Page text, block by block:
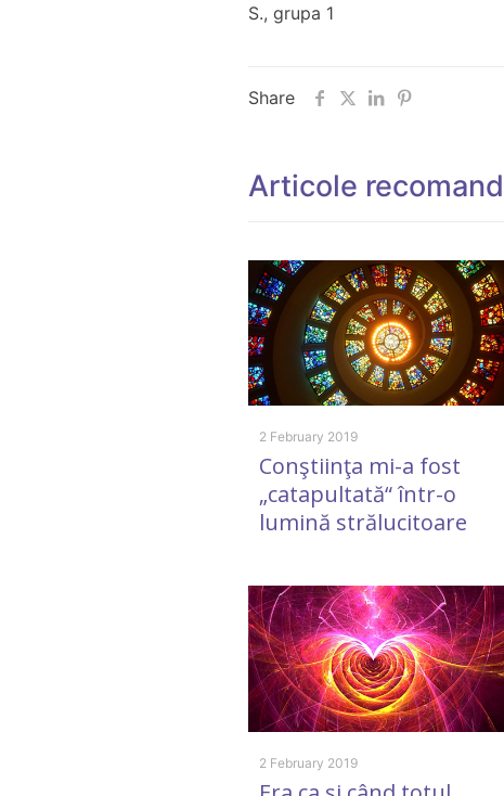
S., grupa 1
Share
Articole
2 February 2019
Conştiinţa mi-a fost
„catapultată“ într-o
lumină strălucitoare
2 February 2019